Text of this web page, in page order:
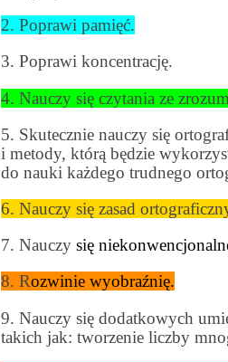
2. Poprawi pamięć.
3. Poprawi koncentrację.
4. Nauczy się czytania ze
5. Skutecznie nauczy się
i metody, którą będzie
do nauki każdego trudnego
6. Nauczy się zasad
7. Nauczy się
8. Rozwinie wyobraźnię.
9. Nauczy się dodatkowych
takich jak: tworzenie liczby